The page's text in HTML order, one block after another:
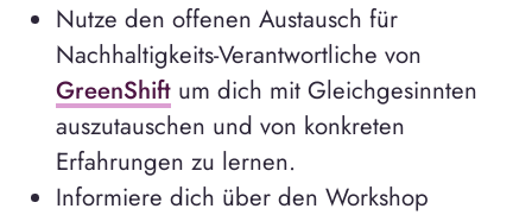
Nutze den offenen Austausch für
Nachhaltigkeits-Verantwortliche von
GreenShiftum dich mit Gleichgesinnten
auszutauschen und von konkreten
Erfahrungen zu lernen.
Informiere dich über den Workshop